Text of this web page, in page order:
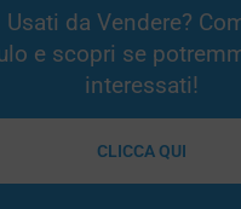
da Vendere?
e scopri se
interessati!
CLICCA QUI